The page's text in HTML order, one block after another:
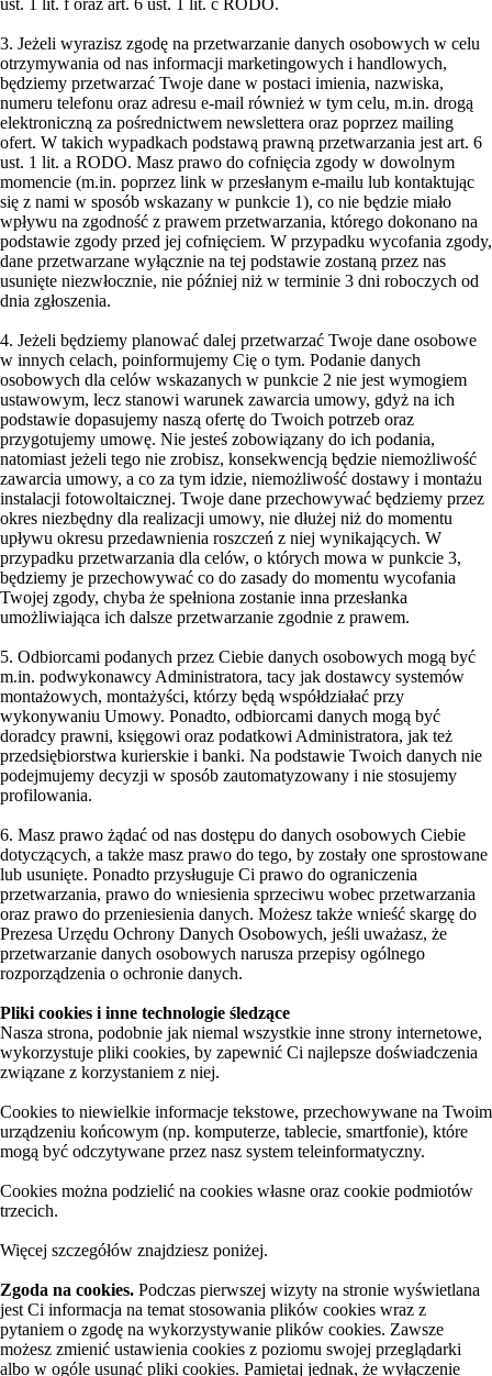
ust. 1 lit. f oraz art. 6 ust. 1 lit. c RODO.
3. Jeżeli wyrazisz zgodę na przetwarzanie danych osobowych w celu
otrzymywania od nas informacji marketingowych i handlowych,
będziemy przetwarzać Twoje dane w postaci imienia, nazwiska,
numeru telefonu oraz adresu e-mail również w tym celu, m.in. drogą
elektroniczną za pośrednictwem newslettera oraz poprzez mailing
ofert. W takich wypadkach podstawą prawną przetwarzania jest art. 6
ust. 1 lit. a RODO. Masz prawo do cofnięcia zgody w dowolnym
momencie (m.in. poprzez link w przesłanym e-mailu lub kontaktując
się z nami w sposób wskazany w punkcie 1), co nie będzie miało
wpływu na zgodność z prawem przetwarzania, którego dokonano na
podstawie zgody przed jej cofnięciem. W przypadku wycofania zgody,
dane przetwarzane wyłącznie na tej podstawie zostaną przez nas
usunięte niezwłocznie, nie później niż w terminie 3 dni roboczych od
dnia zgłoszenia.
4. Jeżeli będziemy planować dalej przetwarzać Twoje dane osobowe
w innych celach, poinformujemy Cię o tym. Podanie danych
osobowych dla celów wskazanych w punkcie 2 nie jest wymogiem
ustawowym, lecz stanowi warunek zawarcia umowy, gdyż na ich
podstawie dopasujemy naszą ofertę do Twoich potrzeb oraz
przygotujemy umowę. Nie jesteś zobowiązany do ich podania,
natomiast jeżeli tego nie zrobisz, konsekwencją będzie niemożliwość
zawarcia umowy, a co za tym idzie, niemożliwość dostawy i montażu
instalacji fotowoltaicznej. Twoje dane przechowywać będziemy przez
okres niezbędny dla realizacji umowy, nie dłużej niż do momentu
upływu okresu przedawnienia roszczeń z niej wynikających. W
przypadku przetwarzania dla celów, o których mowa w punkcie 3,
będziemy je przechowywać co do zasady do momentu wycofania
Twojej zgody, chyba że spełniona zostanie inna przesłanka
umożliwiająca ich dalsze przetwarzanie zgodnie z prawem.
5. Odbiorcami podanych przez Ciebie danych osobowych mogą być
m.in. podwykonawcy Administratora, tacy jak dostawcy systemów
montażowych, montażyści, którzy będą współdziałać przy
wykonywaniu Umowy. Ponadto, odbiorcami danych mogą być
doradcy prawni, księgowi oraz podatkowi Administratora, jak też
przedsiębiorstwa kurierskie i banki. Na podstawie Twoich danych nie
podejmujemy decyzji w sposób zautomatyzowany i nie stosujemy
profilowania.
6. Masz prawo żądać od nas dostępu do danych osobowych Ciebie
dotyczących, a także masz prawo do tego, by zostały one sprostowane
lub usunięte. Ponadto przysługuje Ci prawo do ograniczenia
przetwarzania, prawo do wniesienia sprzeciwu wobec przetwarzania
oraz prawo do przeniesienia danych. Możesz także wnieść skargę do
Prezesa Urzędu Ochrony Danych Osobowych, jeśli uważasz, że
przetwarzanie danych osobowych narusza przepisy ogólnego
rozporządzenia o ochronie danych.
Pliki cookies i inne technologie śledzące
Nasza strona, podobnie jak niemal wszystkie inne strony internetowe,
wykorzystuje pliki cookies, by zapewnić Ci najlepsze doświadczenia
związane z korzystaniem z niej.
Cookies to niewielkie informacje tekstowe, przechowywane na Twoim
urządzeniu końcowym (np. komputerze, tablecie, smartfonie), które
mogą być odczytywane przez nasz system teleinformatyczny.
Cookies można podzielić na cookies własne oraz cookie podmiotów
trzecich.
Więcej szczegółów znajdziesz poniżej.
Zgoda na cookies. Podczas pierwszej wizyty na stronie wyświetlana
jest Ci informacja na temat stosowania plików cookies wraz z
pytaniem o zgodę na wykorzystywanie plików cookies. Zawsze
możesz zmienić ustawienia cookies z poziomu swojej przeglądarki
albo w ogóle usunąć pliki cookies. Pamiętaj jednak, że wyłączenie